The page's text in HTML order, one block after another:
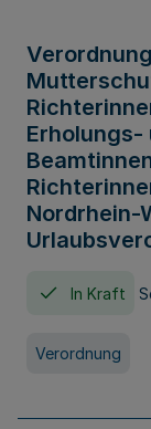
Erholungs-
Nordrhein-
In Kraft
Verordnung